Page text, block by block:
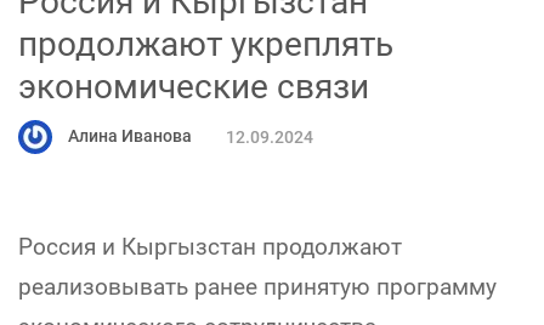
продолжают укреплять
экономические связи
Алина Иванова 12.09.2024
Россия и Кыргызстан продолжают
реализовывать ранее принятую программу